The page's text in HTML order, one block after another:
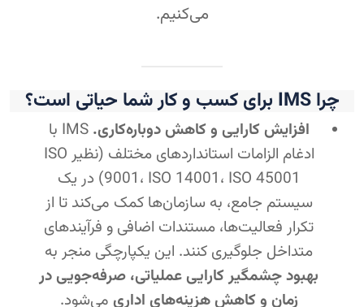
می‌کنیم.
چرا IMS برای کسب‌ و کار شما حیاتی است؟
افزایش کارایی و کاهش دوباره‌کاری.
IMS با
ادغام الزامات استاندارد‌های مختلف (نظیر ISO
9001، ISO 14001، ISO 45001) در یک
سیستم جامع، به سازمان‌ها کمک می‌کند تا از
تکرار فعالیت‌ها، مستندات اضافی و فرآیندهای
متداخل جلوگیری کنند. این یکپارچگی منجر به
بهبود چشمگیر کارایی عملیاتی، صرفه‌جویی در
زمان و کاهش هزینه‌های اداری می‌شود.